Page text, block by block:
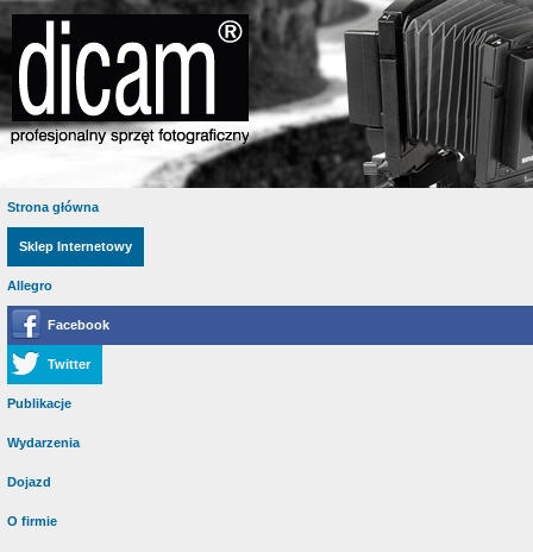
Strona główna
Sklep Internetowy
Allegro
Facebook
Twitter
Publikacje
Wydarzenia
Dojazd
O firmie